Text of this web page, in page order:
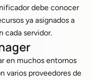
debe conocer
ya asignados a
cada servidor.
en muchos entornos
varios proveedores de